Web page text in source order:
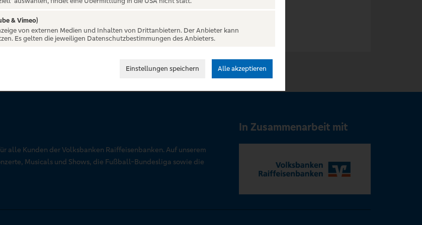
alle Kunden der Volksbanken Raiffeisenbanken. Auf unserem
Musicals und Shows, die Fußball-Bundesliga sowie die
In Zusammenarbeit mit
& Vimeo)
von externen Medien und Inhalten von Drittanbietern. Der Anbieter kann
Es gelten die jeweiligen Datenschutzbestimmungen des Anbieters.
Einstellungen speichern Alle akzeptieren